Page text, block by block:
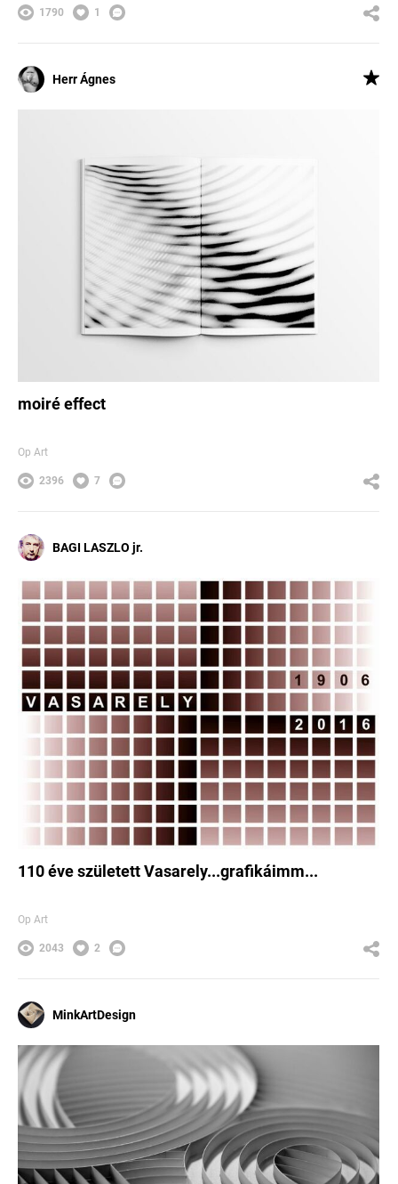
1790 1
Herr Ágnes
moiré effect
Op Art
2396 7
BAGI LASZLO jr.
110 éve született Vasarely...grafikáimm...
Op Art
2043 2
MinkArtDesign